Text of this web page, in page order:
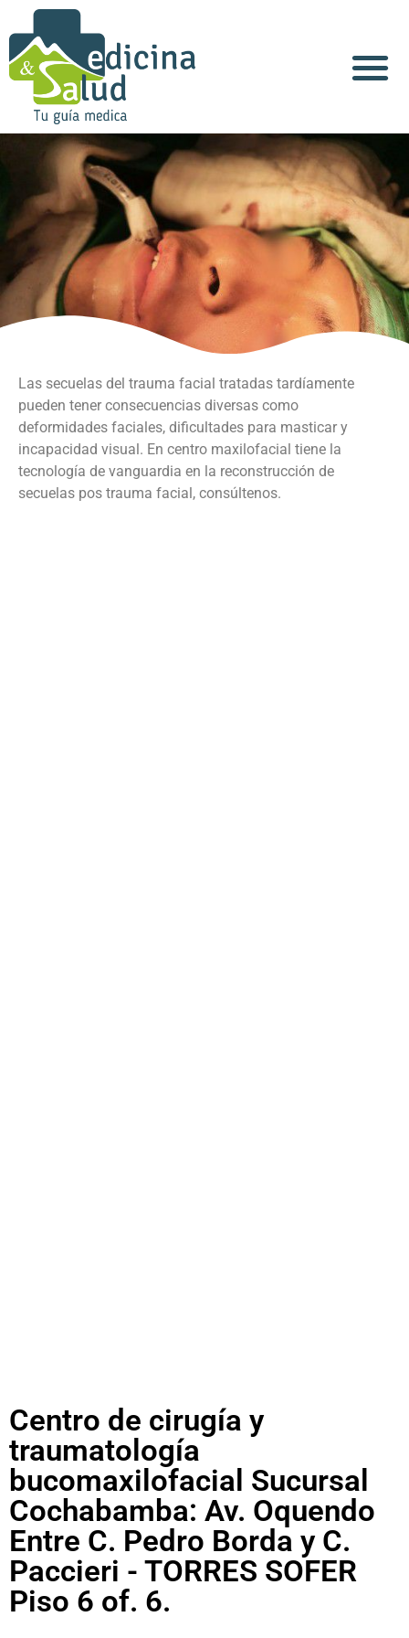
Las secuelas del trauma facial tratadas tardíamente
pueden tener consecuencias diversas como
deformidades faciales, dificultades para masticar y
incapacidad visual. En centro maxilofacial tiene la
tecnología de vanguardia en la reconstrucción de
secuelas pos trauma facial, consúltenos.
Centro de cirugía y
traumatología
bucomaxilofacial Sucursal
Cochabamba: Av. Oquendo
Entre C. Pedro Borda y C.
Paccieri - TORRES SOFER
Piso 6 of. 6.